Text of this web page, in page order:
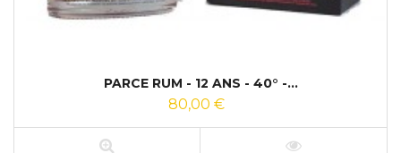
PARCE RUM - 12 ANS - 40° -...
80,00 €